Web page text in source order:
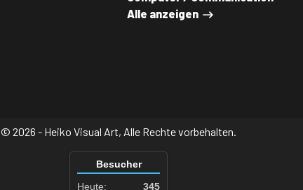
Alle anzeigen
© 2026 - Heiko Visual Art, Alle Rechte vorbehalten.
Besucher
Heute:
345